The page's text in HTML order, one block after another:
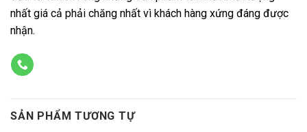
nhất giá cả phải chăng nhất vì khách hàng xứng đáng được
nhận.
SẢN PHẨM TƯƠNG TỰ